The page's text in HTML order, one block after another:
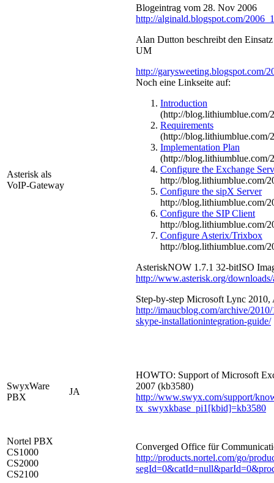
Asterisk als
VoIP-Gateway
Blogeintrag vom 28. Nov 2006
http://alginald.blogspot.com/
Alan Dutton beschreibt den
UM
http://garysweeting.blogspot.com/
Noch eine Linkseite auf:
Introduction
(http://blog.lithiumblue.com/
Requirements
(http://blog.lithiumblue.com/
Implementation Plan
(http://blog.lithiumblue.com/
Configure the Exchange
http://blog.lithiumblue.com/
Configure the sipX Server
http://blog.lithiumblue.com/
Configure the SIP Client
http://blog.lithiumblue.com/
Configure Asterix/Trixbox
http://blog.lithiumblue.com/
AsteriskNOW 1.7.1 32-bitISO
http://www.asterisk.org/
Step-by-step Microsoft Lync
http://imaucblog.com/archive/
skype-installationintegration-guide/
SwyxWare
PBX
JA
HOWTO: Support of Microsoft
2007 (kb3580)
http://www.swyx.com/support/
tx_swyxkbase_pi1[kbid]=kb3580
Nortel PBX
CS1000
CS2000
CS2100
Converged Office für
http://products.nortel.com/go/